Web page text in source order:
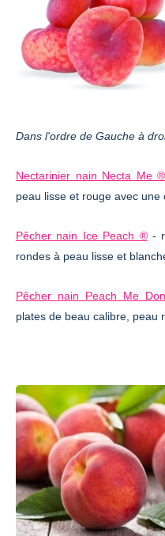
Dans l'ordre de Gauche à
Nectarinier nain Necta Me ®
peau lisse et rouge avec une
Pêcher nain Ice Peach ®-
rondes à peau lisse et
Pêcher nain Peach Me
plates de beau calibre, peau